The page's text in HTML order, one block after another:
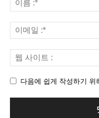
다음에 쉽게 작성하기 위